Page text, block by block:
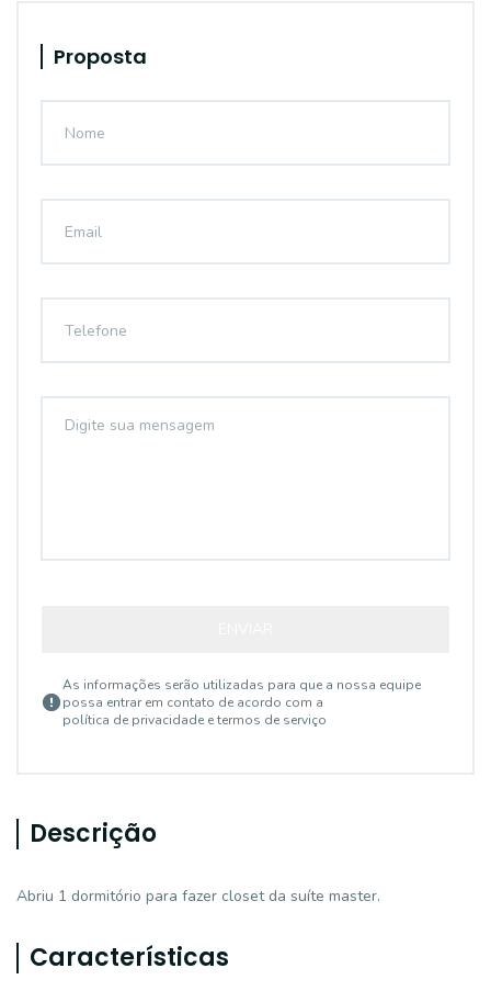
Proposta
As informações serão utilizadas para que a nossa equipe
possa entrar em contato de acordo com a
política de privacidade e termos de serviço
Descrição
Abriu 1 dormitório para fazer closet da suíte master.
Características